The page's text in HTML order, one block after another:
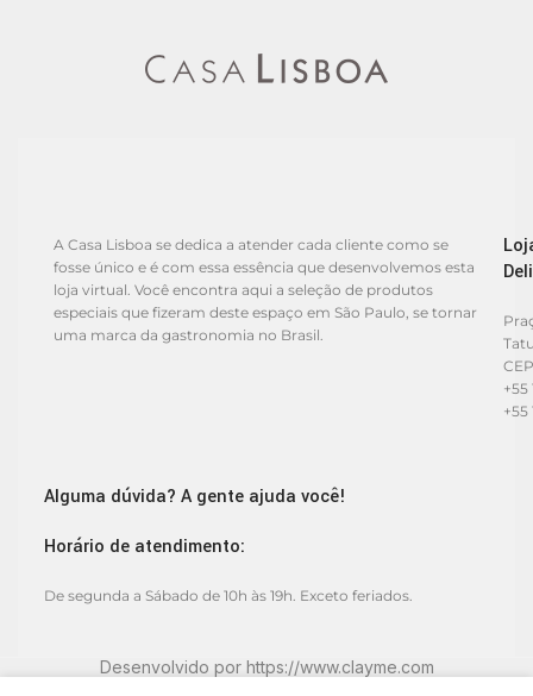
A Casa Lisboa se dedica a atender cada cliente como se
fosse único e é com essa essência que desenvolvemos esta
loja virtual. Você encontra aqui a seleção de produtos
especiais que fizeram deste espaço em São Paulo, se tornar
uma marca da gastronomia no Brasil.
+55
+55
Alguma dúvida? A gente ajuda você!
Horário de atendimento:
De segunda a Sábado de 10h às 19h. Exceto feriados.
Desenvolvido por https://www.clayme.com